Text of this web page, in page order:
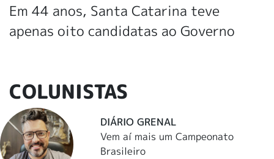
Em 44 anos, Santa Catarina teve
apenas oito candidatas ao Governo
COLUNISTAS
DIÁRIO GRENAL
Vem aí mais um Campeonato
Brasileiro